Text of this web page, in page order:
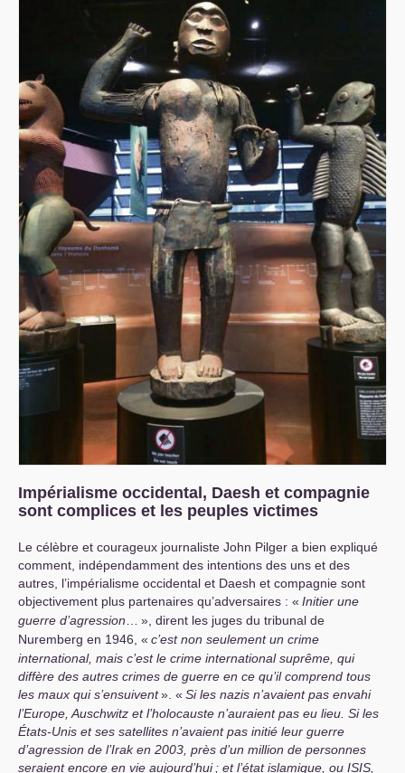
Impérialisme occidental, Daesh et compagnie
sont complices et les peuples victimes
Le célèbre et courageux journaliste John Pilger a bien expliqué
comment, indépendamment des intentions des uns et des
autres, l’impérialisme occidental et Daesh et compagnie sont
objectivement plus partenaires qu’adversaires : « Initier une
guerre d’agression… », dirent les juges du tribunal de
Nuremberg en 1946, « c’est non seulement un crime
international, mais c’est le crime international suprême, qui
diffère des autres crimes de guerre en ce qu’il comprend tous
les maux qui s’ensuivent». « Si les nazis n’avaient pas envahi
l’Europe, Auschwitz et l’holocauste n’auraient pas eu lieu. Si les
États-Unis et ses satellites n’avaient pas initié leur guerre
d’agression de l’Irak en 2003, près d’un million de personnes
seraient encore en vie aujourd’hui; et l’état islamique, ou ISIS,